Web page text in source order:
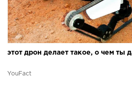
этот дрон делает такое, о чем ты
YouFact